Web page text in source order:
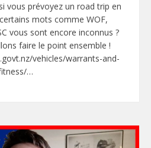
vous prévoyez un road trip en
mots comme WOF,
vous sont encore inconnus ?
faire le point ensemble !
vehicles/warrants-and-
…